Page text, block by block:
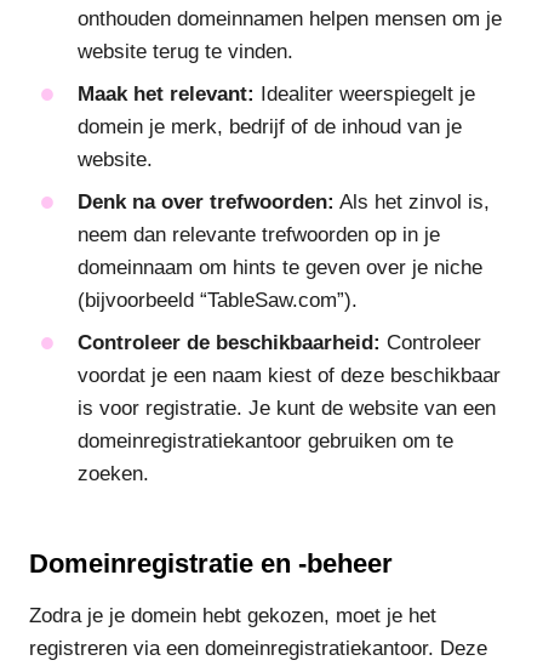
onthouden domeinnamen helpen mensen om je
website terug te vinden.
Maak het relevant: Idealiter weerspiegelt je
domein je merk, bedrijf of de inhoud van je
website.
Denk na over trefwoorden: Als het zinvol is,
neem dan relevante trefwoorden op in je
domeinnaam om hints te geven over je niche
(bijvoorbeeld “TableSaw.com”).
Controleer de beschikbaarheid: Controleer
voordat je een naam kiest of deze beschikbaar
is voor registratie. Je kunt de website van een
domeinregistratiekantoor gebruiken om te
zoeken.
Domeinregistratie en -beheer
Zodra je je domein hebt gekozen, moet je het
registreren via een domeinregistratiekantoor. Deze